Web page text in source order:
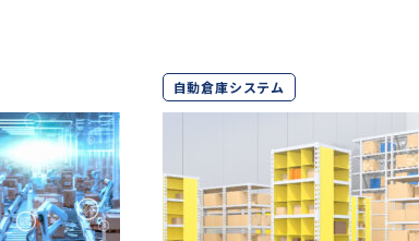
自動倉庫システム